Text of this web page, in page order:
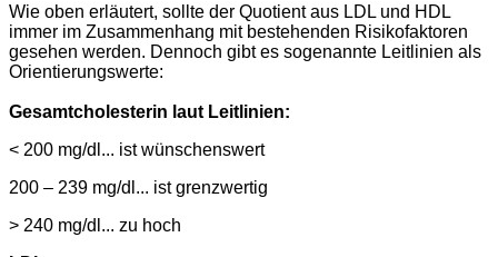
Wie oben erläutert, sollte der Quotient aus LDL und HDL
immer im Zusammenhang mit bestehenden Risikofaktoren
gesehen werden. Dennoch gibt es sogenannte Leitlinien als
Orientierungswerte:
Gesamtcholesterin laut Leitlinien:
< 200 mg/dl... ist wünschenswert
200 – 239 mg/dl... ist grenzwertig
> 240 mg/dl... zu hoch